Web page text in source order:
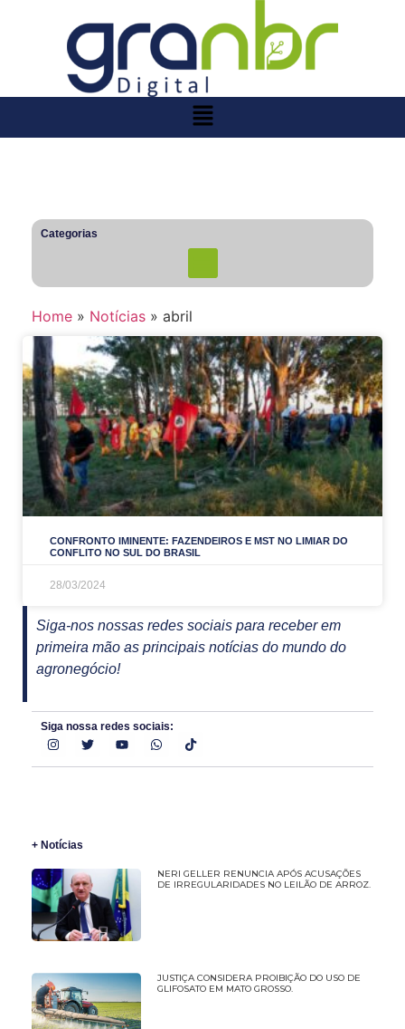
Home » Notícias » abril
CONFRONTO IMINENTE: FAZENDEIROS E MST NO LIMIAR DO
CONFLITO NO SUL DO BRASIL
28/03/2024
Siga-nos nossas redes sociais para receber em
primeira mão as principais notícias do mundo do
agronegócio!
Siga nossa redes sociais:
+ Notícias
NERI GELLER RENUNCIA APÓS ACUSAÇÕES
DE IRREGULARIDADES NO LEILÃO DE ARROZ.
JUSTIÇA CONSIDERA PROIBIÇÃO DO USO DE
GLIFOSATO EM MATO GROSSO.
Categorias